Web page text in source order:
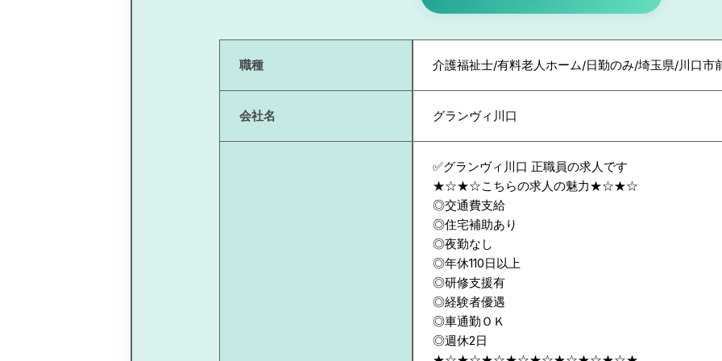
職種 介護福祉士/有料老人ホーム/日勤のみ/埼玉県/川口市
会社名 グランヴィ川口
✅グランヴィ川口 正職員の求人です
★☆★☆こちらの求人の魅力★☆★☆
◎交通費支給
◎住宅補助あり
◎夜勤なし
◎年休110日以上
◎研修支援有
◎経験者優遇
◎車通勤ＯＫ
◎週休2日